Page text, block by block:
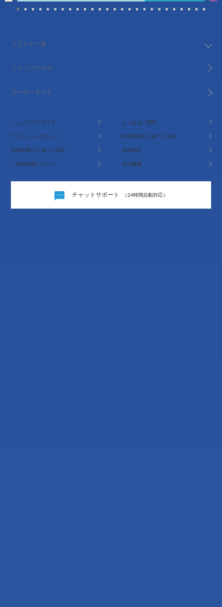
ブランド一覧
ショップブログ
コーディネート
ショッピングガイド よくあるご質問
プライバシーポリシー 特定商取引に基づく表記
古物営業法に基づく表示 利用規約
ご利用環境について 会社概要
チャットサポート （24時間自動対応）